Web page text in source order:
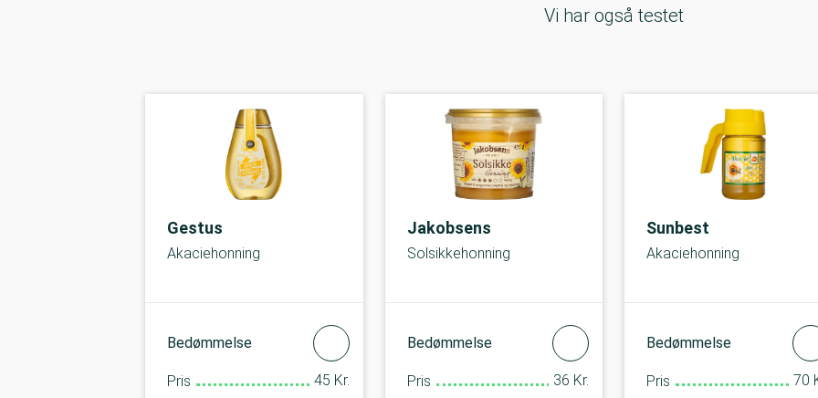
Vi har også testet
Gestus
Akaciehonning
Bedømmelse
Pris 45 Kr.
Jakobsens
Solsikkehonning
Bedømmelse
Pris 36 Kr.
Sunbest
Akaciehonning
Bedømmelse
Pris 70